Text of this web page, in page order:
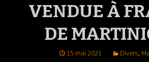
VENDUE À
DE
15 mai 2021 Divers,